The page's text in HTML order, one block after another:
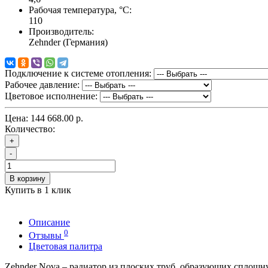
Рабочая температура, °C:
110
Производитель:
Zehnder (Германия)
Подключение к системе отопления:
Рабочее давление:
Цветовое исполнение:
Цена: 144 668.00 р.
Количество:
+
-
В корзину
Купить в 1 клик
Описание
Отзывы 0
Цветовая палитра